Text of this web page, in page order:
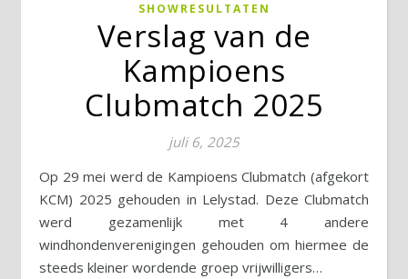
SHOWRESULTATEN
Verslag van de
Kampioens
Clubmatch 2025
juli 6, 2025
Op 29 mei werd de Kampioens Clubmatch (afgekort
KCM) 2025 gehouden in Lelystad. Deze Clubmatch
werd gezamenlijk met 4 andere
windhondenverenigingen gehouden om hiermee de
steeds kleiner wordende groep vrijwilligers…